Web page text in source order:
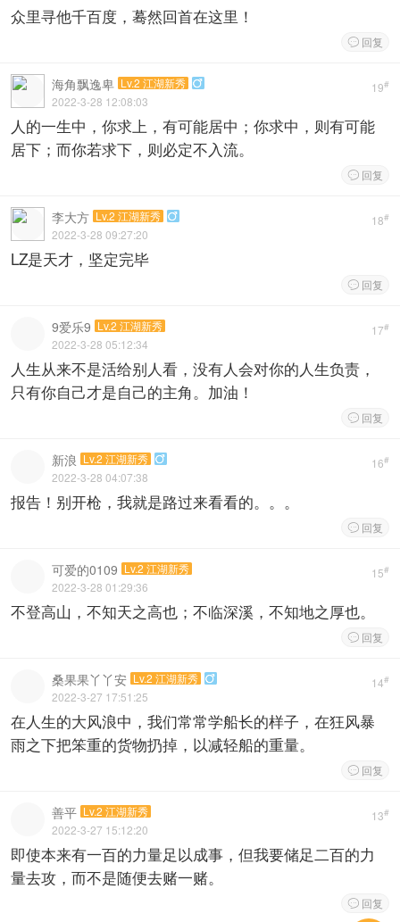
众里寻他千百度，蓦然回首在这里！
 回复
19#
海角飘逸卑 Lv.2 江湖新秀 
2022-3-28 12:08:03
人的一生中，你求上，有可能居中；你求中，则有可能
居下；而你若求下，则必定不入流。
 回复
18#
李大方 Lv.2 江湖新秀 
2022-3-28 09:27:20
LZ是天才，坚定完毕
 回复
17#
9爱乐9 Lv.2 江湖新秀
2022-3-28 05:12:34
人生从来不是活给别人看，没有人会对你的人生负责，
只有你自己才是自己的主角。加油！
 回复
16#
新浪 Lv.2 江湖新秀 
2022-3-28 04:07:38
报告！别开枪，我就是路过来看看的。。。
 回复
15#
可爱的0109 Lv.2 江湖新秀
2022-3-28 01:29:36
不登高山，不知天之高也；不临深溪，不知地之厚也。
 回复
14#
桑果果丫丫安 Lv.2 江湖新秀 
2022-3-27 17:51:25
在人生的大风浪中，我们常常学船长的样子，在狂风暴
雨之下把笨重的货物扔掉，以减轻船的重量。
 回复
13#
善平 Lv.2 江湖新秀
2022-3-27 15:12:20
即使本来有一百的力量足以成事，但我要储足二百的力
量去攻，而不是随便去赌一赌。
 回复